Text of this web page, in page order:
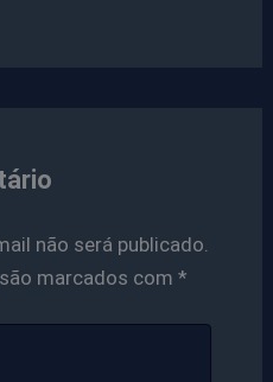
não será publicado.
marcados com *